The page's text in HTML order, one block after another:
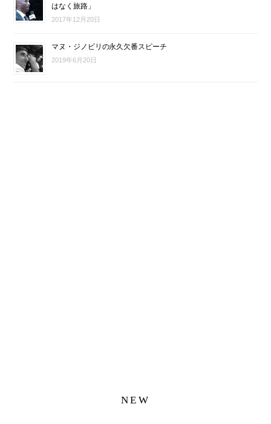
はなく旅路」
2017年12月20日
マヌ・ジノビリの永久欠番スピーチ
2019年6月20日
NEW